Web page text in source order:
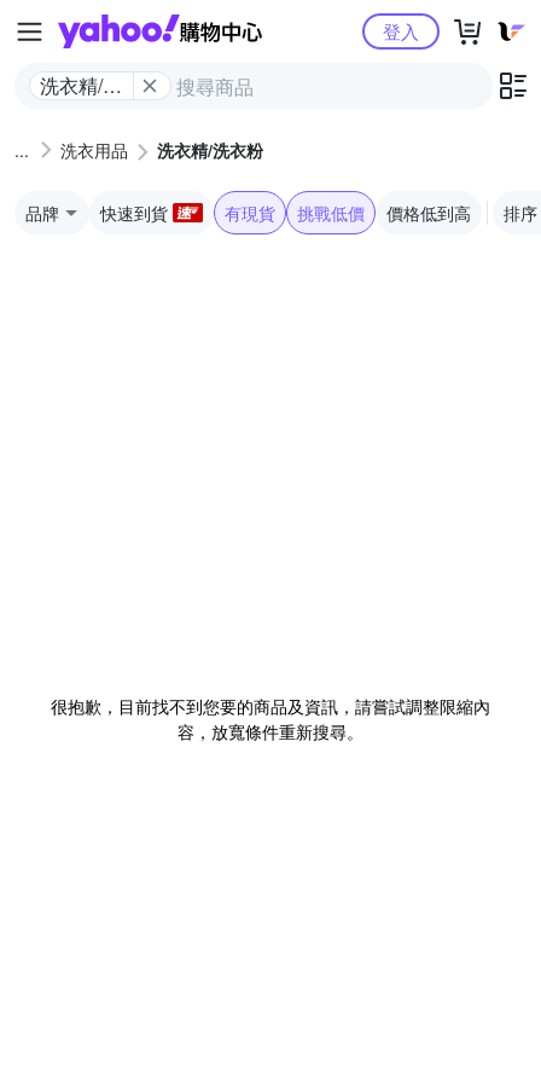
Yahoo購物中心
洗衣精/洗
登入
洗衣用品 洗衣精/洗衣粉
品牌 快速到貨 有現貨 挑戰低價 價格低到高 排序
很抱歉，目前找不到您要的商品及資訊，請嘗試調整限縮內
容，放寬條件重新搜尋。